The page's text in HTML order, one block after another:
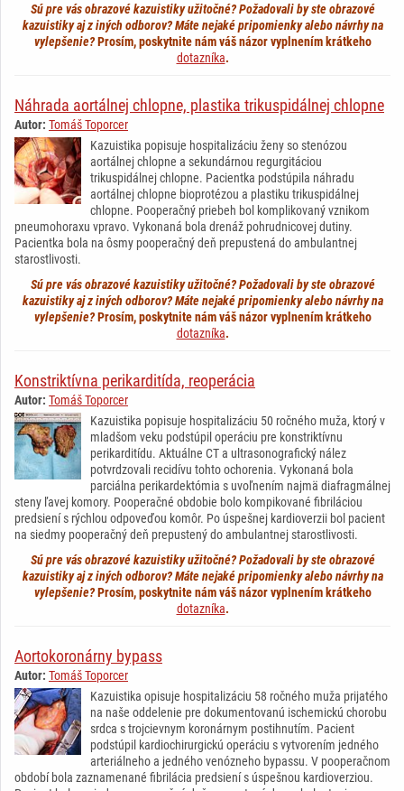
Sú pre vás obrazové kazuistiky užitočné? Požadovali by ste obrazové
kazuistiky aj z iných odborov? Máte nejaké pripomienky alebo návrhy na
vylepšenie?Prosím, poskytnite nám váš názor vyplnením krátkeho
dotazníka.
Náhrada aortálnej chlopne, plastika trikuspidálnej chlopne
Autor: Tomáš Toporcer
Kazuistika popisuje hospitalizáciu ženy so stenózou
aortálnej chlopne a sekundárnou regurgitáciou
trikuspidálnej chlopne. Pacientka podstúpila náhradu
aortálnej chlopne bioprotézou a plastiku trikuspidálnej
chlopne. Pooperačný priebeh bol komplikovaný vznikom
pneumohoraxu vpravo. Vykonaná bola drenáž pohrudnicovej dutiny.
Pacientka bola na ôsmy pooperačný deň prepustená do ambulantnej
starostlivosti.
Sú pre vás obrazové kazuistiky užitočné? Požadovali by ste obrazové
kazuistiky aj z iných odborov? Máte nejaké pripomienky alebo návrhy na
vylepšenie?Prosím, poskytnite nám váš názor vyplnením krátkeho
dotazníka.
Konstriktívna perikarditída, reoperácia
Autor: Tomáš Toporcer
Kazuistika popisuje hospitalizáciu 50 ročného muža, ktorý v
mladšom veku podstúpil operáciu pre konstriktívnu
perikarditídu. Aktuálne CT a ultrasonografický nález
potvrdzovali recidívu tohto ochorenia. Vykonaná bola
parciálna perikardektómia s uvoľnením najmä diafragmálnej
steny ľavej komory. Pooperačné obdobie bolo kompikované fibriláciou
predsiení s rýchlou odpoveďou komôr. Po úspešnej kardioverzii bol pacient
na siedmy pooperačný deň prepustený do ambulantnej starostlivosti.
Sú pre vás obrazové kazuistiky užitočné? Požadovali by ste obrazové
kazuistiky aj z iných odborov? Máte nejaké pripomienky alebo návrhy na
vylepšenie?Prosím, poskytnite nám váš názor vyplnením krátkeho
dotazníka.
Aortokoronárny bypass
Autor: Tomáš Toporcer
Kazuistika opisuje hospitalizáciu 58 ročného muža prijatého
na naše oddelenie pre dokumentovanú ischemickú chorobu
srdca s trojcievnym koronárnym postihnutím. Pacient
podstúpil kardiochirurgickú operáciu s vytvorením jedného
arteriálneho a jedného venózneho bypassu. V pooperačnom
období bola zaznamenané fibrilácia predsiení s úspešnou kardioverziou.